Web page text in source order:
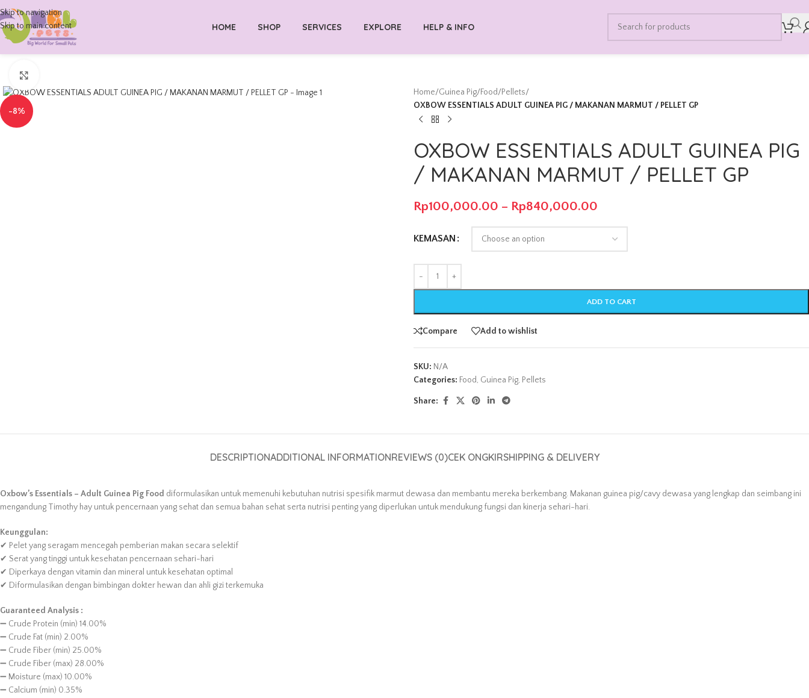
Skip to navigation
Skip to main content
HOME SHOP SERVICES EXPLORE HELP & INFO
-8%
Home/Guinea Pig/Food/Pellets/
OXBOW ESSENTIALS ADULT GUINEA PIG / MAKANAN MARMUT / PELLET GP
OXBOW ESSENTIALS ADULT GUINEA PIG
/ MAKANAN MARMUT / PELLET GP
Rp100,000.00 – Rp840,000.00
KEMASAN
ADD TO CART
Compare Add to wishlist
SKU: N/A
Categories: Food, Guinea Pig, Pellets
Share:
DESCRIPTIONADDITIONAL INFORMATIONREVIEWS (0)CEK ONGKIRSHIPPING & DELIVERY
Oxbow’s Essentials – Adult Guinea Pig Food diformulasikan untuk memenuhi kebutuhan nutrisi spesifik marmut dewasa dan membantu mereka berkembang. Makanan guinea pig/cavy dewasa yang lengkap dan seimbang ini
mengandung Timothy hay untuk pencernaan yang sehat dan semua bahan sehat serta nutrisi penting yang diperlukan untuk mendukung fungsi dan kinerja sehari-hari.
Keunggulan:
✔ Pelet yang seragam mencegah pemberian makan secara selektif
✔ Serat yang tinggi untuk kesehatan pencernaan sehari-hari
✔ Diperkaya dengan vitamin dan mineral untuk kesehatan optimal
✔ Diformulasikan dengan bimbingan dokter hewan dan ahli gizi terkemuka
Guaranteed Analysis :
➖ Crude Protein (min) 14.00%
➖ Crude Fat (min) 2.00%
➖ Crude Fiber (min) 25.00%
➖ Crude Fiber (max) 28.00%
➖ Moisture (max) 10.00%
➖ Calcium (min) 0.35%